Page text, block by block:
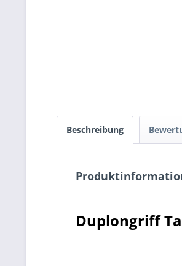
Beschreibung
Duplongriff